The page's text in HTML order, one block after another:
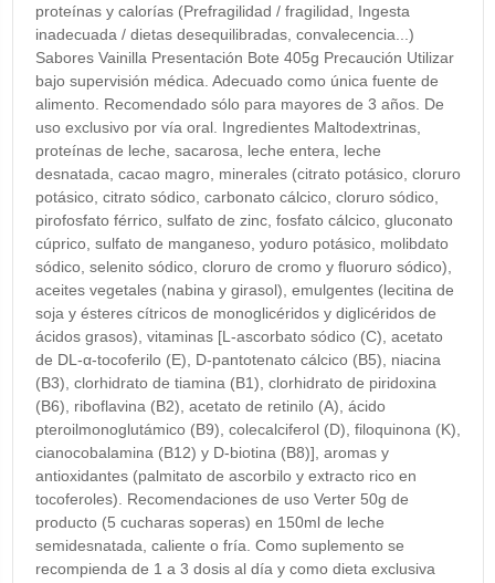
proteínas y calorías (Prefragilidad / fragilidad, Ingesta
inadecuada / dietas desequilibradas, convalecencia...)
Sabores Vainilla Presentación Bote 405g Precaución Utilizar
bajo supervisión médica. Adecuado como única fuente de
alimento. Recomendado sólo para mayores de 3 años. De
uso exclusivo por vía oral. Ingredientes Maltodextrinas,
proteínas de leche, sacarosa, leche entera, leche
desnatada, cacao magro, minerales (citrato potásico, cloruro
potásico, citrato sódico, carbonato cálcico, cloruro sódico,
pirofosfato férrico, sulfato de zinc, fosfato cálcico, gluconato
cúprico, sulfato de manganeso, yoduro potásico, molibdato
sódico, selenito sódico, cloruro de cromo y fluoruro sódico),
aceites vegetales (nabina y girasol), emulgentes (lecitina de
soja y ésteres cítricos de monoglicéridos y diglicéridos de
ácidos grasos), vitaminas [L-ascorbato sódico (C), acetato
de DL-α-tocoferilo (E), D-pantotenato cálcico (B5), niacina
(B3), clorhidrato de tiamina (B1), clorhidrato de piridoxina
(B6), riboflavina (B2), acetato de retinilo (A), ácido
pteroilmonoglutámico (B9), colecalciferol (D), filoquinona (K),
cianocobalamina (B12) y D-biotina (B8)], aromas y
antioxidantes (palmitato de ascorbilo y extracto rico en
tocoferoles). Recomendaciones de uso Verter 50g de
producto (5 cucharas soperas) en 150ml de leche
semidesnatada, caliente o fría. Como suplemento se
recompienda de 1 a 3 dosis al día y como dieta exclusiva